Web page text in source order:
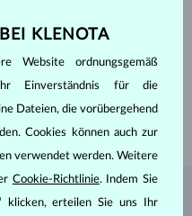
KLENOTA ATELIER
KLENOTA
Website ordnungsgemäß
Einverständnis für die
Dateien, die vorübergehend
Cookies können auch zur
verwendet werden. Weitere
Cookie-Richtlinie. Indem Sie
klicken, erteilen Sie uns Ihr